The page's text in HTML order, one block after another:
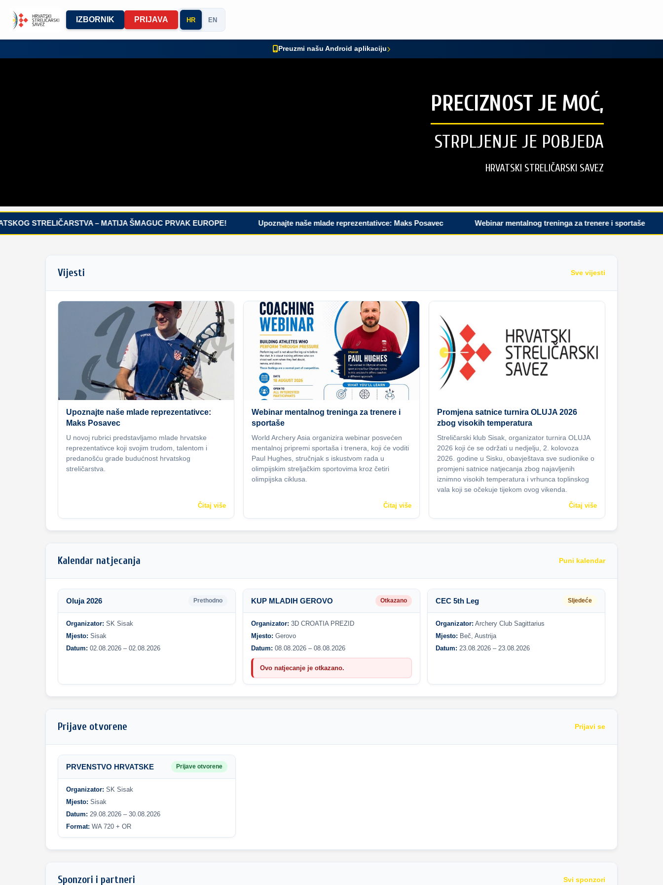
IZBORNIK PRIJAVA HR EN
Preuzmi našu Android aplikaciju
PRECIZNOST JE MOĆ,
STRPLJENJE JE POBJEDA
HRVATSKI STRELIČARSKI SAVEZ
STRELIČARSTVA – MATIJA ŠMAGUC PRVAK EUROPE! Upoznajte naše mlade reprezentativce: Maks Posavec Webinar mentalnog treninga za trenere i sportaše
Vijesti Sve vijesti
Upoznajte naše mlade reprezentativce:
Maks Posavec
U novoj rubrici predstavljamo mlade hrvatske
reprezentativce koji svojim trudom, talentom i
predanošću grade budućnost hrvatskog
streličarstva.
Čitaj više
Webinar mentalnog treninga za trenere i
sportaše
World Archery Asia organizira webinar posvećen
mentalnoj pripremi sportaša i trenera, koji će voditi
Paul Hughes, stručnjak s iskustvom rada u
olimpijskim streljačkim sportovima kroz četiri
olimpijska ciklusa.
Čitaj više
Promjena satnice turnira OLUJA 2026
zbog visokih temperatura
Streličarski klub Sisak, organizator turnira OLUJA
2026 koji će se održati u nedjelju, 2. kolovoza
2026. godine u Sisku, obavještava sve sudionike o
promjeni satnice natjecanja zbog najavljenih
iznimno visokih temperatura i vrhunca toplinskog
vala koji se očekuje tijekom ovog vikenda.
Čitaj više
Kalendar natjecanja Puni kalendar
Oluja 2026 Prethodno
Organizator: SK Sisak
Mjesto: Sisak
Datum: 02.08.2026 – 02.08.2026
KUP MLADIH GEROVO Otkazano
Organizator: 3D CROATIA PREZID
Mjesto: Gerovo
Datum: 08.08.2026 – 08.08.2026
Ovo natjecanje je otkazano.
CEC 5th Leg Sljedeće
Organizator: Archery Club Sagittarius
Mjesto: Beč, Austrija
Datum: 23.08.2026 – 23.08.2026
Prijave otvorene Prijavi se
PRVENSTVO HRVATSKE Prijave otvorene
Organizator: SK Sisak
Mjesto: Sisak
Datum: 29.08.2026 – 30.08.2026
Format: WA 720 + OR
Sponzori i partneri Svi sponzori